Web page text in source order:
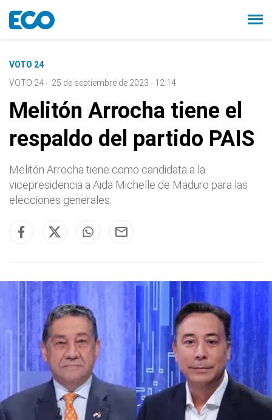
VOTO 24
VOTO 24- 25 de septiembre de 2023 - 12:14
Melitón Arrocha tiene el
respaldo del partido PAIS
Melitón Arrocha tiene como candidata a la
vicepresidencia a Aida Michelle de Maduro para las
elecciones generales.